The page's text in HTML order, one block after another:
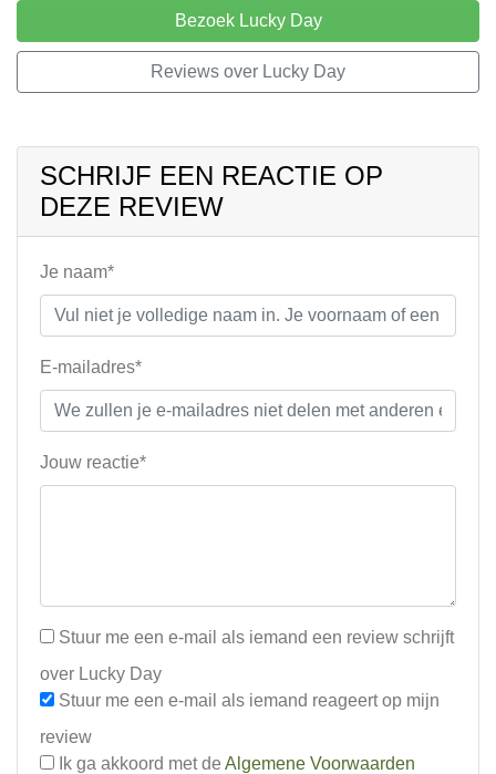
Bezoek Lucky Day
Reviews over Lucky Day
SCHRIJF EEN REACTIE OP
DEZE REVIEW
Je naam*
E-mailadres*
Jouw reactie*
Stuur me een e-mail als iemand een review schrijft
over Lucky Day
Stuur me een e-mail als iemand reageert op mijn
review
Ik ga akkoord met de Algemene Voorwaarden